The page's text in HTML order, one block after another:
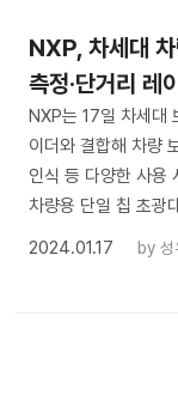
NXP, 차세대
측정·단거리 레
NXP는 17일 차세대
이더와 결합해 차량
인식 등 다양한 사용
차량용 단일 칩 초광
2024.01.17
by 성